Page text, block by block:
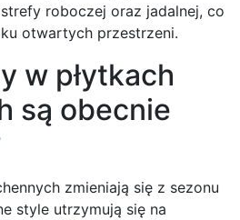
roboczej oraz jadalnej, co
otwartych przestrzeni.
w płytkach
są obecnie
zmieniają się z sezonu
style utrzymują się na